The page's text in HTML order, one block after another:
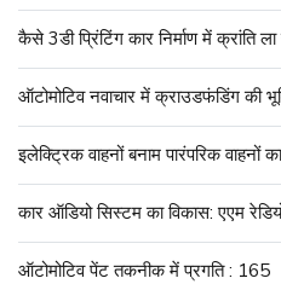
कैसे 3डी प्रिंटिंग कार निर्माण में क्रांति
ऑटोमोटिव नवाचार में क्राउडफंडिंग की
इलेक्ट्रिक वाहनों बनाम पारंपरिक वाहनों
कार ऑडियो सिस्टम का विकास: एएम
ऑटोमोटिव पेंट तकनीक में प्रगति : 165